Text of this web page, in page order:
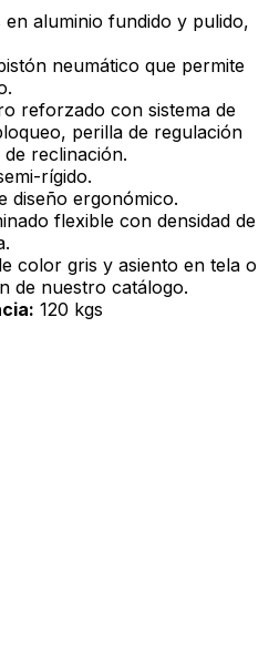
aluminio fundido y pulido,
neumático que permite
reforzado con sistema de
perilla de regulación
reclinación.
rígido.
diseño ergonómico.
flexible con densidad de
color gris y asiento en tela o
de nuestro catálogo.
120 kgs